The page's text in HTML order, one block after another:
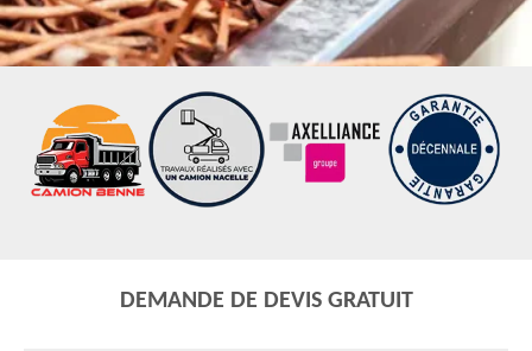
DEMANDE DE DEVIS GRATUIT